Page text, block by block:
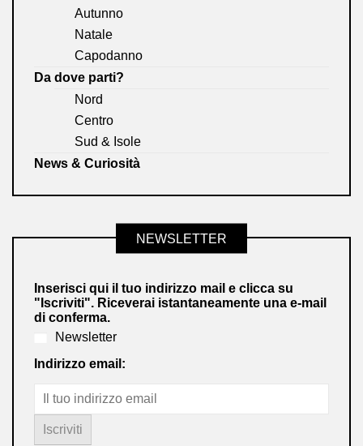
Autunno
Natale
Capodanno
Da dove parti?
Nord
Centro
Sud & Isole
News & Curiosità
NEWSLETTER
Inserisci qui il tuo indirizzo mail e clicca su
"Iscriviti". Riceverai istantaneamente una e-mail
di conferma.
Newsletter
Indirizzo email: